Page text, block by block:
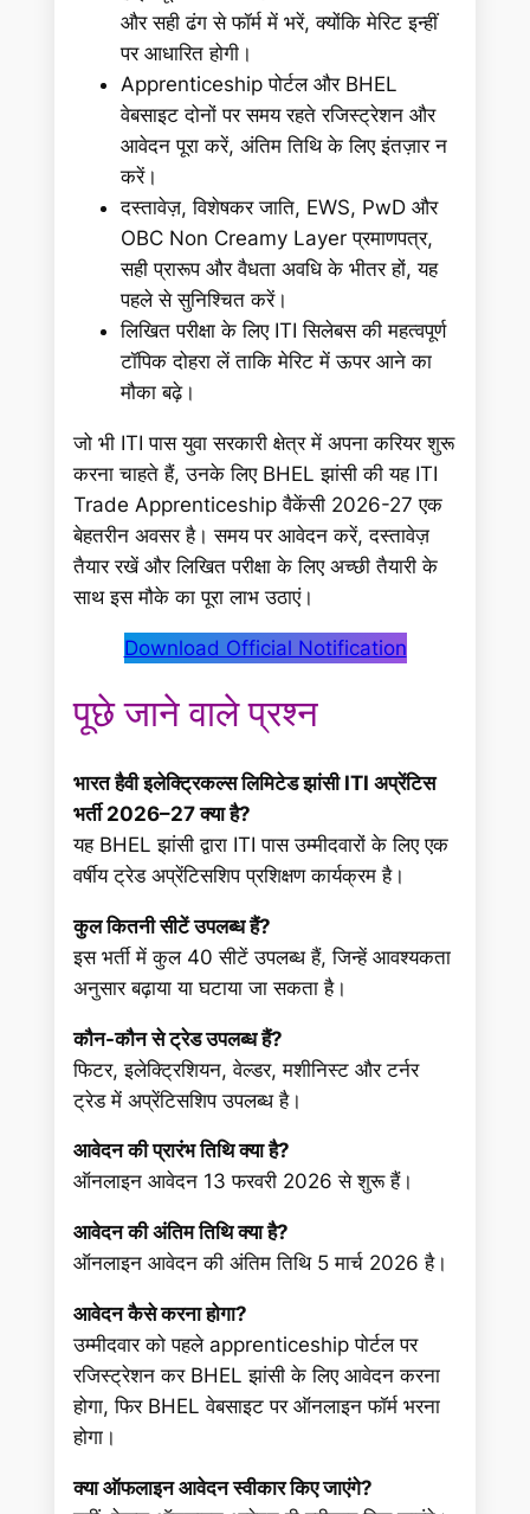
और सही ढंग से फॉर्म में भरें, क्योंकि मेरिट इन्हीं
पर आधारित होगी।
Apprenticeship पोर्टल और BHEL
वेबसाइट दोनों पर समय रहते रजिस्ट्रेशन और
आवेदन पूरा करें, अंतिम तिथि के लिए इंतज़ार न
करें।
दस्तावेज़, विशेषकर जाति, EWS, PwD और
OBC Non Creamy Layer प्रमाणपत्र,
सही प्रारूप और वैधता अवधि के भीतर हों, यह
पहले से सुनिश्चित करें।
लिखित परीक्षा के लिए ITI सिलेबस की महत्वपूर्ण
टॉपिक दोहरा लें ताकि मेरिट में ऊपर आने का
मौका बढ़े।
जो भी ITI पास युवा सरकारी क्षेत्र में अपना करियर शुरू
करना चाहते हैं, उनके लिए BHEL झांसी की यह ITI
Trade Apprenticeship वैकेंसी 2026-27 एक
बेहतरीन अवसर है। समय पर आवेदन करें, दस्तावेज़
तैयार रखें और लिखित परीक्षा के लिए अच्छी तैयारी के
साथ इस मौके का पूरा लाभ उठाएं।
Download Official Notification
पूछे जाने वाले प्रश्न
भारत हैवी इलेक्ट्रिकल्स लिमिटेड झांसी ITI अप्रेंटिस
भर्ती 2026–27 क्या है?
यह BHEL झांसी द्वारा ITI पास उम्मीदवारों के लिए एक
वर्षीय ट्रेड अप्रेंटिसशिप प्रशिक्षण कार्यक्रम है।
कुल कितनी सीटें उपलब्ध हैं?
इस भर्ती में कुल 40 सीटें उपलब्ध हैं, जिन्हें आवश्यकता
अनुसार बढ़ाया या घटाया जा सकता है।
कौन-कौन से ट्रेड उपलब्ध हैं?
फिटर, इलेक्ट्रिशियन, वेल्डर, मशीनिस्ट और टर्नर
ट्रेड में अप्रेंटिसशिप उपलब्ध है।
आवेदन की प्रारंभ तिथि क्या है?
ऑनलाइन आवेदन 13 फरवरी 2026 से शुरू हैं।
आवेदन की अंतिम तिथि क्या है?
ऑनलाइन आवेदन की अंतिम तिथि 5 मार्च 2026 है।
आवेदन कैसे करना होगा?
उम्मीदवार को पहले apprenticeship पोर्टल पर
रजिस्ट्रेशन कर BHEL झांसी के लिए आवेदन करना
होगा, फिर BHEL वेबसाइट पर ऑनलाइन फॉर्म भरना
होगा।
क्या ऑफलाइन आवेदन स्वीकार किए जाएंगे?